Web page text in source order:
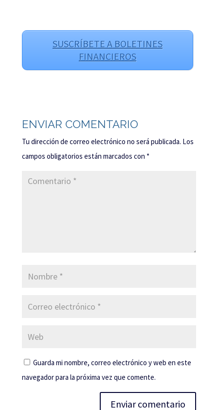
SUSCRÍBETE A BOLETINES
FINANCIEROS
ENVIAR COMENTARIO
Tu dirección de correo electrónico no será publicada. Los
campos obligatorios están marcados con *
Guarda mi nombre, correo electrónico y web en este
navegador para la próxima vez que comente.